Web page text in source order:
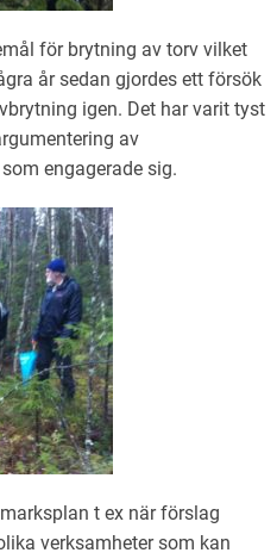
för brytning av torv vilket
år sedan gjordes ett försök
igen. Det har varit tyst
av
engagerade sig.
t ex när förslag
verksamheter som kan